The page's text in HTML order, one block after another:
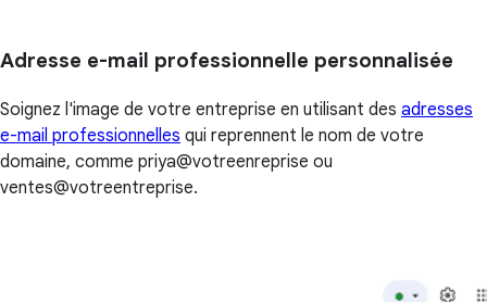
Adresse e-mail professionnelle personnalisée
Soignez l'image de votre entreprise en utilisant des adresses
e-mail professionnelles qui reprennent le nom de votre
domaine, comme priya@votreenreprise ou
ventes@votreentreprise.